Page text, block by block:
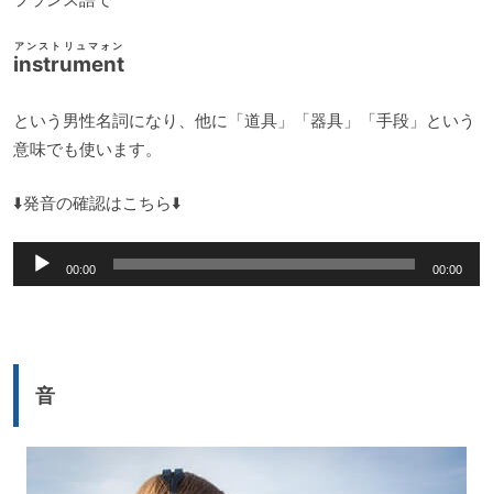
instrument
アンストリュマォン
という男性名詞になり、他に「道具」「器具」「手段」という
意味でも使います。
⬇️発音の確認はこちら⬇️
声
ー
00:00 00:00
音